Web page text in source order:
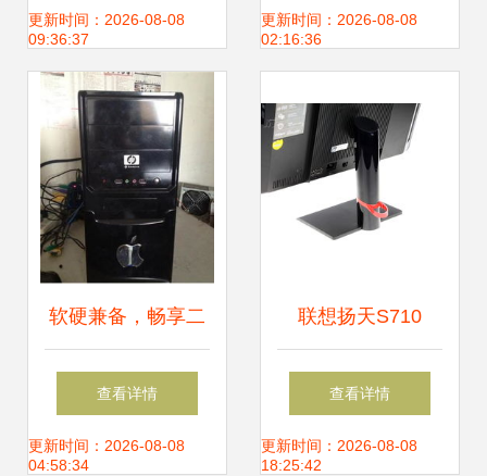
风险隐患
更新时间：2026-08-08
09:36:37
4411s（WH481PA）
测
更新时间：2026-08-08
02:16:36
软硬兼备，畅享二
手电脑的性价比之
选
查看详情
更新时间：2026-08-08
04:58:34
联想扬天S710
2400s一体电脑 商
务办公与图片素材
查看详情
更新时间：2026-08-08
18:25:42